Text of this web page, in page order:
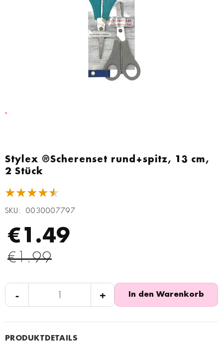
Stylex ®Scherenset rund+spitz, 13 cm,
2 Stück
★★★★★
SKU 0030007797
€1.49
€1.99
- + In den Warenkorb
Anfang
der
springen